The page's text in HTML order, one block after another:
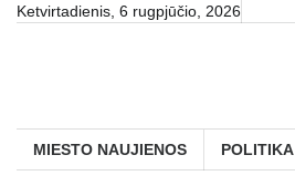
SkipKetvirtadienis, 6 rugpjūčio, 2026
MIESTO NAUJIENOS POLITIKA